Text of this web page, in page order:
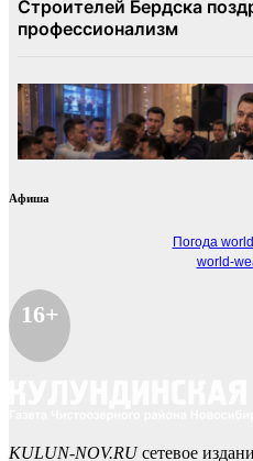
Афиша
Погода
world-
16+
KULUN-NOV.RUсетевое